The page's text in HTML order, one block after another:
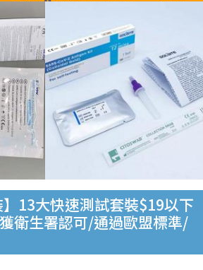
】13大快速測試套裝$19以下
衛生署認可/通過歐盟標準/